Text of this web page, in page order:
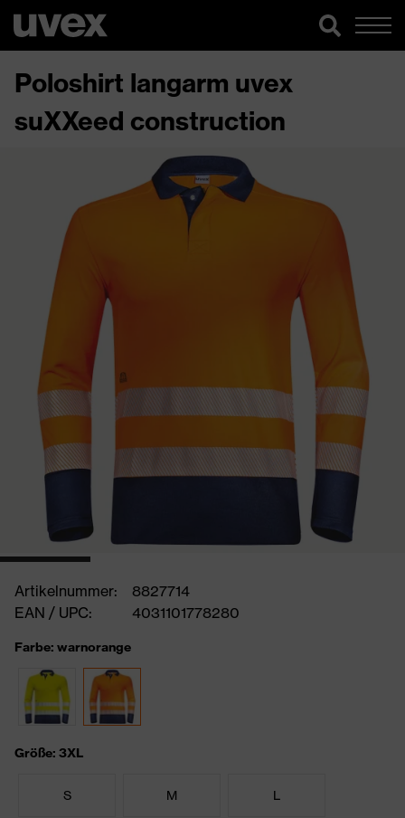
Poloshirt langarm uvex
suXXeed construction
Artikelnummer:
8827714
EAN / UPC:
4031101778280
Farbe: warnorange
Größe: 3XL
S M L